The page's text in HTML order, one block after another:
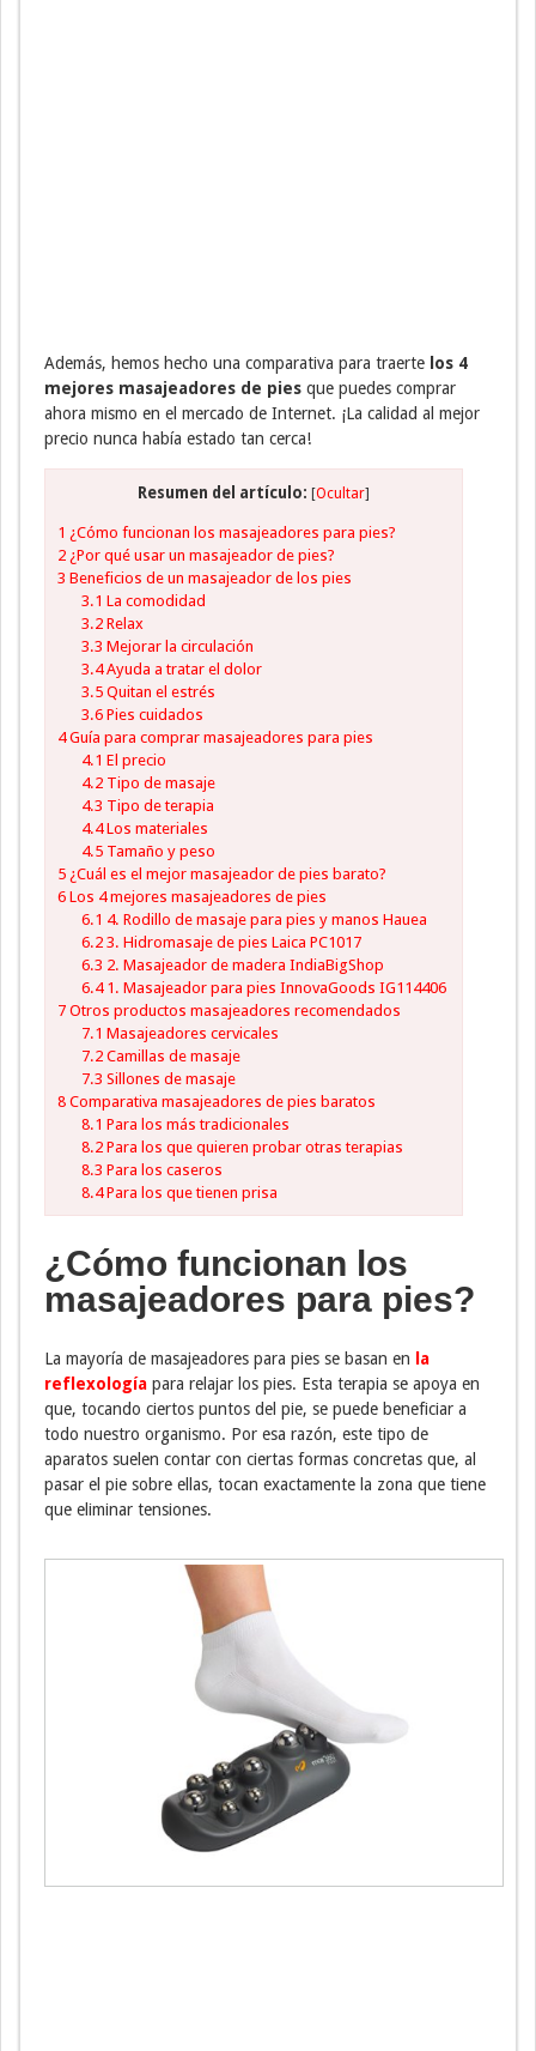
Además, hemos hecho una comparativa para traerte los 4
mejores masajeadores de pies que puedes comprar
ahora mismo en el mercado de Internet. ¡La calidad al mejor
precio nunca había estado tan cerca!
Resumen del artículo: [Ocultar]
1 ¿Cómo funcionan los masajeadores para pies?
2 ¿Por qué usar un masajeador de pies?
3 Beneficios de un masajeador de los pies
3.1 La comodidad
3.2Relax
3.3 Mejorar la circulación
3.4Ayuda a tratar el dolor
3.5Quitan el estrés
3.6Pies cuidados
4Guía para comprar masajeadores para pies
4.1 El precio
4.2Tipo de masaje
4.3 Tipo de terapia
4.4Los materiales
4.5Tamaño y peso
5 ¿Cuál es el mejor masajeador de pies barato?
6 Los 4 mejores masajeadores de pies
6.1 4. Rodillo de masaje para pies y manos Hauea
6.23. Hidromasaje de pies Laica PC1017
6.3 2. Masajeador de madera IndiaBigShop
6.41. Masajeador para pies InnovaGoods IG114406
7 Otros productos masajeadores recomendados
7.1 Masajeadores cervicales
7.2Camillas de masaje
7.3 Sillones de masaje
8 Comparativa masajeadores de pies baratos
8.1 Para los más tradicionales
8.2Para los que quieren probar otras terapias
8.3 Para los caseros
8.4Para los que tienen prisa
¿Cómo funcionan los
masajeadores para pies?
La mayoría de masajeadores para pies se basan en
la
reflexología para relajar los pies. Esta terapia se apoya en
que, tocando ciertos puntos del pie, se puede beneficiar a
todo nuestro organismo. Por esa razón, este tipo de
aparatos suelen contar con ciertas formas concretas que, al
pasar el pie sobre ellas, tocan exactamente la zona que tiene
que eliminar tensiones.